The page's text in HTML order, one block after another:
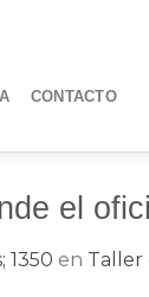
CONTACTO
el
1350 en Taller